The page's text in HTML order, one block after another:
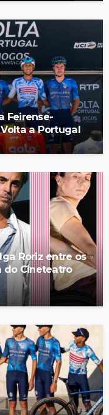
Feirense-
a Portugal
Roriz entre os
do Cineteatro